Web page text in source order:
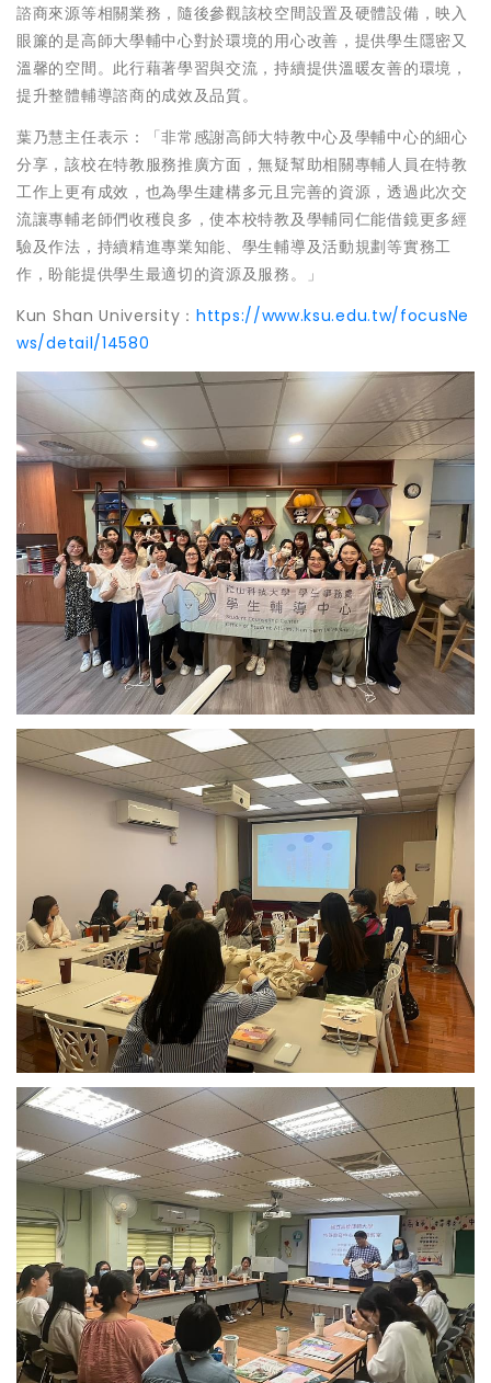
諮商來源等相關業務，隨後參觀該校空間設置及硬體設備，映入
眼簾的是高師大學輔中心對於環境的用心改善，提供學生隱密又
溫馨的空間。此行藉著學習與交流，持續提供溫暖友善的環境，
提升整體輔導諮商的成效及品質。
葉乃慧主任表示：「非常感謝高師大特教中心及學輔中心的細心
分享，該校在特教服務推廣方面，無疑幫助相關專輔人員在特教
工作上更有成效，也為學生建構多元且完善的資源，透過此次交
流讓專輔老師們收穫良多，使本校特教及學輔同仁能借鏡更多經
驗及作法，持續精進專業知能、學生輔導及活動規劃等實務工
作，盼能提供學生最適切的資源及服務。」
Kun Shan University： https://www.ksu.edu.tw/focusNe
ws/detail/14580